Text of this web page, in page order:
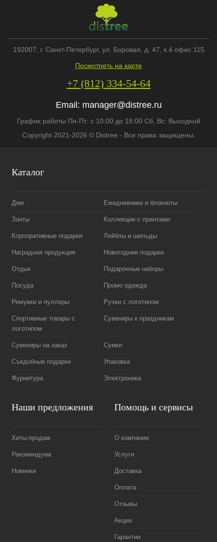
Каталог
Дом Ежедневники и блокноты
Зонты Коллекции с принтами
Корпоративные подарки Лейблы и шильды
Наградная продукция Новогодние подарки
Отдых Подарочные наборы
Посуда Промо одежда
Ремувки и пуллеры Ручки с логотипом
Спортивные товары с
логотипом
Сувениры к праздникам
Сувениры на заказ Сумки
Съедобные подарки Упаковка
Фурнитура Электроника
Наши предложения
Хиты-продаж
Рекомендуем
Новинки
Помощь и сервисы
О компании
Услуги
Доставка
Оплата
Отзывы
Акции
Гарантии
192007 , г. Санкт-Петербург, ул. Боровая, д. 47, к.4 офис 115
Посмотреть на карте
+7 (812) 334-54-64
Email: manager@distree.ru
График работы Пн-Пт: с 10:00 до 18:00 Сб, Вс: Выходной
Copyright 2021-2026 © Distree - Все права защищены.